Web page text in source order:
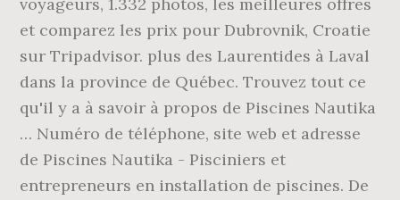
et comparez les prix pour Dubrovnik, Croatie
sur Tripadvisor. plus des Laurentides à Laval
dans la province de Québec. Trouvez tout ce
qu'il y a à savoir à propos de Piscines Nautika
… Numéro de téléphone, site web et adresse
de Piscines Nautika - Pisciniers et
entrepreneurs en installation de piscines. De